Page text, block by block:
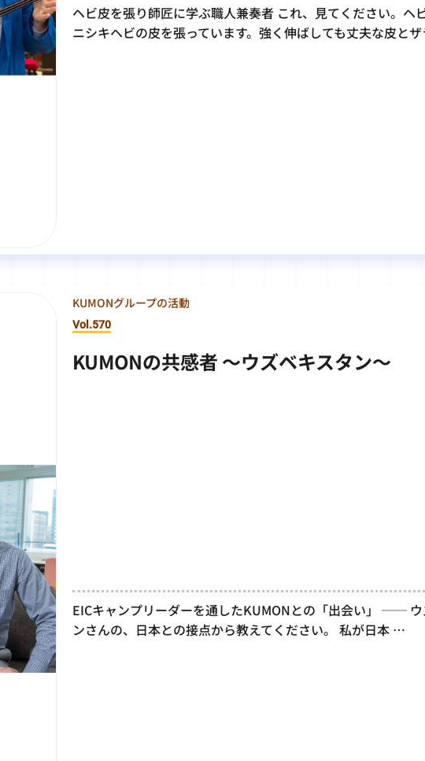
ヘビ皮を張り師匠に学ぶ職人兼奏者 これ、見てください。ヘ
ニシキヘビの皮を張っています。強く伸ばしても丈夫な皮と
KUMONグループの活動
Vol.570
KUMONの共感者 ～ウズベキスタン～
EICキャンプリーダーを通したKUMONとの「出会い」 ──
ンさんの、日本との接点から教えてください。 私が日本 …